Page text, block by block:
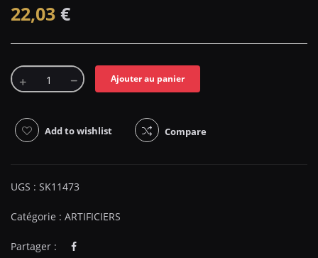
22,03 €
Ajouter au panier
Add to wishlist Compare
UGS : SK11473
Catégorie : ARTIFICIERS
Partager :